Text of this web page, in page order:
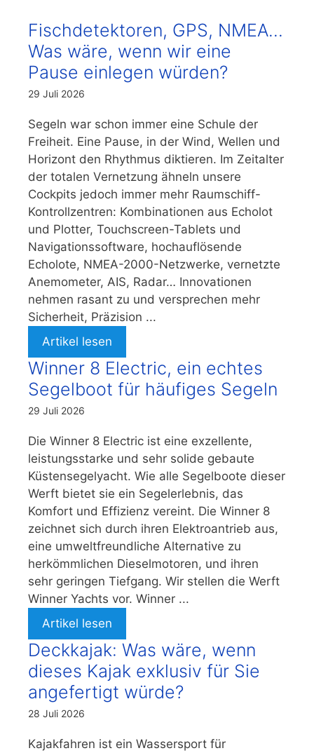
Fischdetektoren, GPS, NMEA…
Was wäre, wenn wir eine
Pause einlegen würden?
29 Juli 2026
Segeln war schon immer eine Schule der
Freiheit. Eine Pause, in der Wind, Wellen und
Horizont den Rhythmus diktieren. Im Zeitalter
der totalen Vernetzung ähneln unsere
Cockpits jedoch immer mehr Raumschiff-
Kontrollzentren: Kombinationen aus Echolot
und Plotter, Touchscreen-Tablets und
Navigationssoftware, hochauflösende
Echolote, NMEA-2000-Netzwerke, vernetzte
Anemometer, AIS, Radar… Innovationen
nehmen rasant zu und versprechen mehr
Sicherheit, Präzision ...
Artikel lesen
Winner 8 Electric, ein echtes
Segelboot für häufiges Segeln
29 Juli 2026
Die Winner 8 Electric ist eine exzellente,
leistungsstarke und sehr solide gebaute
Küstensegelyacht. Wie alle Segelboote dieser
Werft bietet sie ein Segelerlebnis, das
Komfort und Effizienz vereint. Die Winner 8
zeichnet sich durch ihren Elektroantrieb aus,
eine umweltfreundliche Alternative zu
herkömmlichen Dieselmotoren, und ihren
sehr geringen Tiefgang. Wir stellen die Werft
Winner Yachts vor. Winner ...
Artikel lesen
Deckkajak: Was wäre, wenn
dieses Kajak exklusiv für Sie
angefertigt würde?
28 Juli 2026
Kajakfahren ist ein Wassersport für